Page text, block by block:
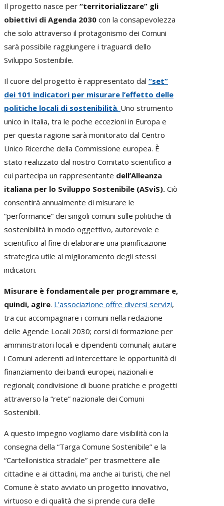
Il progetto nasce per “territorializzare” gli
obiettivi di Agenda 2030 con la consapevolezza
che solo attraverso il protagonismo dei Comuni
sarà possibile raggiungere i traguardi dello
Sviluppo Sostenibile.
Il cuore del progetto è rappresentato dal “set”
dei 101 indicatori per misurare l’effetto delle
politiche locali di sostenibilità. Uno strumento
unico in Italia, tra le poche eccezioni in Europa e
per questa ragione sarà monitorato dal Centro
Unico Ricerche della Commissione europea. È
stato realizzato dal nostro Comitato scientifico a
cui partecipa un rappresentante dell’Alleanza
italiana per lo Sviluppo Sostenibile (ASviS). Ciò
consentirà annualmente di misurare le
“performance” dei singoli comuni sulle politiche di
sostenibilità in modo oggettivo, autorevole e
scientifico al fine di elaborare una pianificazione
strategica utile al miglioramento degli stessi
indicatori.
Misurare è fondamentale per programmare e,
quindi, agire. L’associazione offre diversi servizi,
tra cui: accompagnare i comuni nella redazione
delle Agende Locali 2030; corsi di formazione per
amministratori locali e dipendenti comunali; aiutare
i Comuni aderenti ad intercettare le opportunità di
finanziamento dei bandi europei, nazionali e
regionali; condivisione di buone pratiche e progetti
attraverso la “rete” nazionale dei Comuni
Sostenibili.
A questo impegno vogliamo dare visibilità con la
consegna della “Targa Comune Sostenibile” e la
“Cartellonistica stradale” per trasmettere alle
cittadine e ai cittadini, ma anche ai turisti, che nel
Comune è stato avviato un progetto innovativo,
virtuoso e di qualità che si prende cura delle